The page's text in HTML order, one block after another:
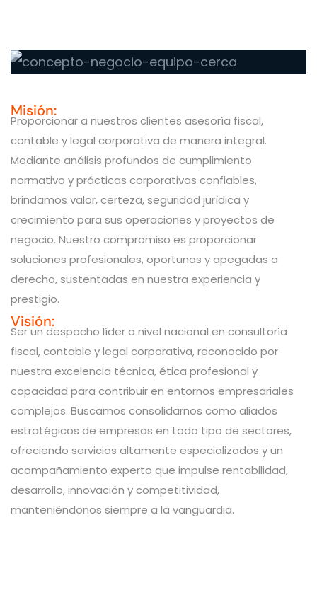
Misión:
Proporcionar a nuestros clientes asesoría fiscal,
contable y legal corporativa de manera integral.
Mediante análisis profundos de cumplimiento
normativo y prácticas corporativas confiables,
brindamos valor, certeza, seguridad jurídica y
crecimiento para sus operaciones y proyectos de
negocio. Nuestro compromiso es proporcionar
soluciones profesionales, oportunas y apegadas a
derecho, sustentadas en nuestra experiencia y
prestigio.
Visión:
Ser un despacho líder a nivel nacional en consultoría
fiscal, contable y legal corporativa, reconocido por
nuestra excelencia técnica, ética profesional y
capacidad para contribuir en entornos empresariales
complejos. Buscamos consolidarnos como aliados
estratégicos de empresas en todo tipo de sectores,
ofreciendo servicios altamente especializados y un
acompañamiento experto que impulse rentabilidad,
desarrollo, innovación y competitividad,
manteniéndonos siempre a la vanguardia.